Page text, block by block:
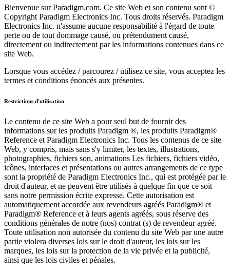
Bienvenue sur Paradigm.com. Ce site Web et son contenu sont ©
Copyright Paradigm Electronics Inc. Tous droits réservés. Paradigm
Electronics Inc. n'assume aucune responsabilité à l'égard de toute
perte ou de tout dommage causé, ou prétendument causé,
directement ou indirectement par les informations contenues dans ce
site Web.
Lorsque vous accédez / parcourez / utilisez ce site, vous acceptez les
termes et conditions énoncés aux présentes.
Restrictions d'utilisation
Le contenu de ce site Web a pour seul but de fournir des
informations sur les produits Paradigm ®, les produits Paradigm®
Reference et Paradigm Electronics Inc. Tous les contenus de ce site
Web, y compris, mais sans s'y limiter, les textes, illustrations,
photographies, fichiers son, animations Les fichiers, fichiers vidéo,
icônes, interfaces et présentations ou autres arrangements de ce type
sont la propriété de Paradigm Electronics Inc., qui est protégée par le
droit d'auteur, et ne peuvent être utilisés à quelque fin que ce soit
sans notre permission écrite expresse. Cette autorisation est
automatiquement accordée aux revendeurs agréés Paradigm® et
Paradigm® Reference et à leurs agents agréés, sous réserve des
conditions générales de notre (nos) contrat (s) de revendeur agréé.
Toute utilisation non autorisée du contenu du site Web par une autre
partie violera diverses lois sur le droit d'auteur, les lois sur les
marques, les lois sur la protection de la vie privée et la publicité,
ainsi que les lois civiles et pénales.